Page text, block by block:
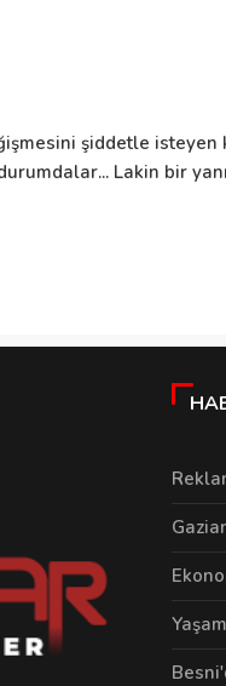
şiddetle
Lakin bir
Yaşam